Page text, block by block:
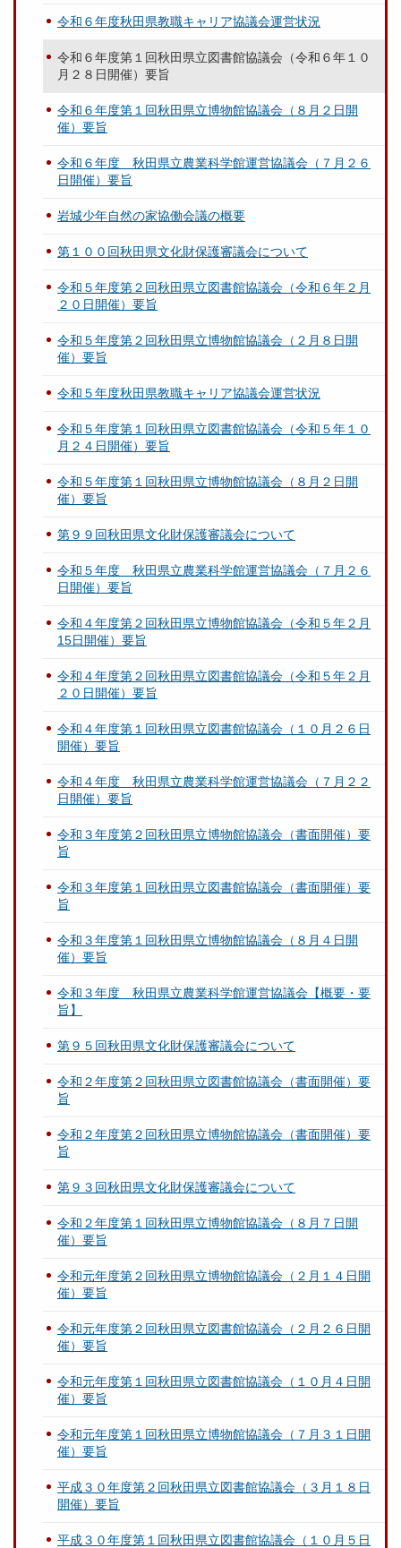
令和６年度秋田県教職キャリア協議会運営状況
令和６年度第１回秋田県立図書館協議会（令和６年１０
月２８日開催）要旨
令和６年度第１回秋田県立博物館協議会（８月２日開
催）要旨
令和６年度 秋田県立農業科学館運営協議会（７月２６
日開催）要旨
岩城少年自然の家協働会議の概要
第１００回秋田県文化財保護審議会について
令和５年度第２回秋田県立図書館協議会（令和６年２月
２０日開催）要旨
令和５年度第２回秋田県立博物館協議会（２月８日開
催）要旨
令和５年度秋田県教職キャリア協議会運営状況
令和５年度第１回秋田県立図書館協議会（令和５年１０
月２４日開催）要旨
令和５年度第１回秋田県立博物館協議会（８月２日開
催）要旨
第９９回秋田県文化財保護審議会について
令和５年度 秋田県立農業科学館運営協議会（７月２６
日開催）要旨
令和４年度第２回秋田県立博物館協議会（令和５年２月
15日開催）要旨
令和４年度第２回秋田県立図書館協議会（令和５年２月
２０日開催）要旨
令和４年度第１回秋田県立図書館協議会（１０月２６日
開催）要旨
令和４年度 秋田県立農業科学館運営協議会（７月２２
日開催）要旨
令和３年度第２回秋田県立博物館協議会（書面開催）要
旨
令和３年度第１回秋田県立図書館協議会（書面開催）要
旨
令和３年度第１回秋田県立博物館協議会（８月４日開
催）要旨
令和３年度 秋田県立農業科学館運営協議会【概要・要
旨】
第９５回秋田県文化財保護審議会について
令和２年度第２回秋田県立図書館協議会（書面開催）要
旨
令和２年度第２回秋田県立博物館協議会（書面開催）要
旨
第９３回秋田県文化財保護審議会について
令和２年度第１回秋田県立博物館協議会（８月７日開
催）要旨
令和元年度第２回秋田県立博物館協議会（２月１４日開
催）要旨
令和元年度第２回秋田県立図書館協議会（２月２６日開
催）要旨
令和元年度第１回秋田県立図書館協議会（１０月４日開
催）要旨
令和元年度第１回秋田県立博物館協議会（７月３１日開
催）要旨
平成３０年度第２回秋田県立図書館協議会（３月１８日
開催）要旨
平成３０年度第１回秋田県立図書館協議会（１０月５日